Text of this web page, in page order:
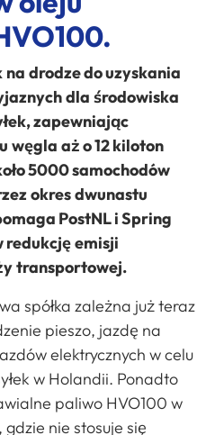
na drodze do uzyskania
dla środowiska
zapewniając
węgla aż o 12 kiloton
5000 samochodów
okresdwunastu
PostNL i Spring
redukcjęemisji
transportowej.
spółka zależna już teraz
pieszo, jazdę na
elektrycznych w celu
w Holandii. Ponadto
paliwo HVO100 w
nie stosuje się